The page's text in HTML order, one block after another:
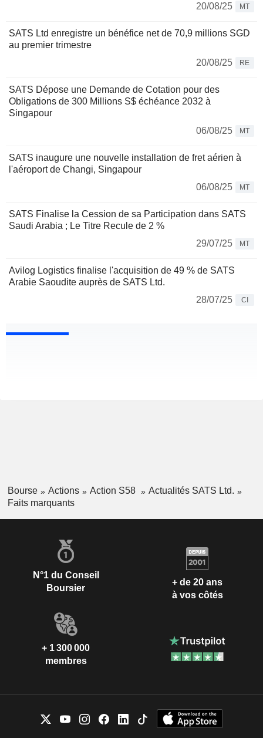
20/08/25
MT
SATS Ltd enregistre un bénéfice net de 70,9 millions SGD
au premier trimestre
20/08/25
RE
SATS Dépose une Demande de Cotation pour des
Obligations de 300 Millions S$ échéance 2032 à
Singapour
06/08/25
MT
SATS inaugure une nouvelle installation de fret aérien à
l'aéroport de Changi, Singapour
06/08/25
MT
SATS Finalise la Cession de sa Participation dans SATS
Saudi Arabia ; Le Titre Recule de 2 %
29/07/25
MT
Avilog Logistics finalise l'acquisition de 49 % de SATS
Arabie Saoudite auprès de SATS Ltd.
28/07/25
CI
Bourse Actions Action S58
Actualités SATS Ltd.
Faits marquants
N°1 du Conseil
Boursier
+ de 20 ans
à vos côtés
+ 1 300 000
membres